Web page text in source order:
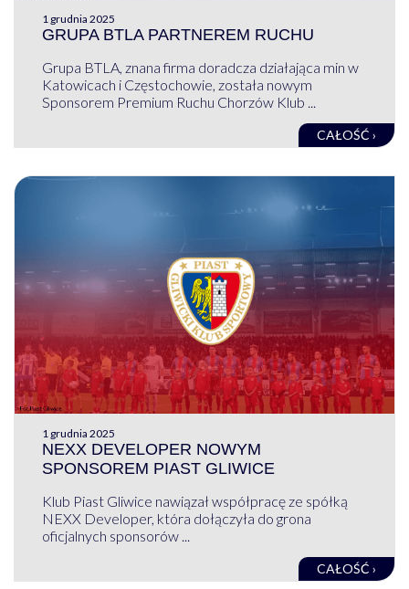
1 grudnia 2025
GRUPA BTLA PARTNEREM RUCHU
Grupa BTLA, znana firma doradcza działająca min w
Katowicach i Częstochowie, została nowym
Sponsorem Premium Ruchu Chorzów Klub ...
CAŁOŚĆ ›
1 grudnia 2025
NEXX DEVELOPER NOWYM
SPONSOREM PIAST GLIWICE
Klub Piast Gliwice nawiązał współpracę ze spółką
NEXX Developer, która dołączyła do grona
oficjalnych sponsorów ...
CAŁOŚĆ ›